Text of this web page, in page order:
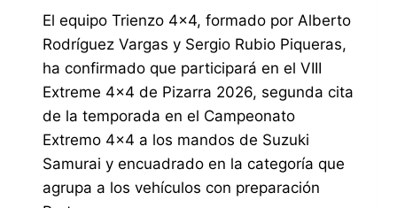
El equipo Trienzo 4×4, formado por Alberto
Rodríguez Vargas y Sergio Rubio Piqueras,
ha confirmado que participará en el VIII
Extreme 4×4 de Pizarra 2026, segunda cita
de la temporada en el Campeonato
Extremo 4×4 a los mandos de Suzuki
Samurai y encuadrado en la categoría que
agrupa a los vehículos con preparación